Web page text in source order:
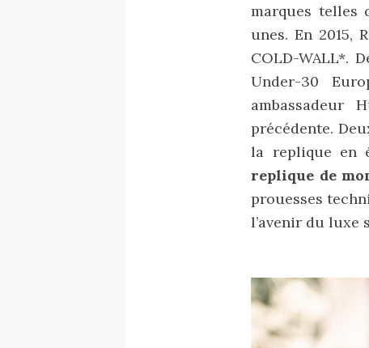
marques telles
unes. En 2015,
COLD-WALL*.
Under-30
ambassadeur
précédente.
la replique en
replique de
prouesses
l’avenir du luxe